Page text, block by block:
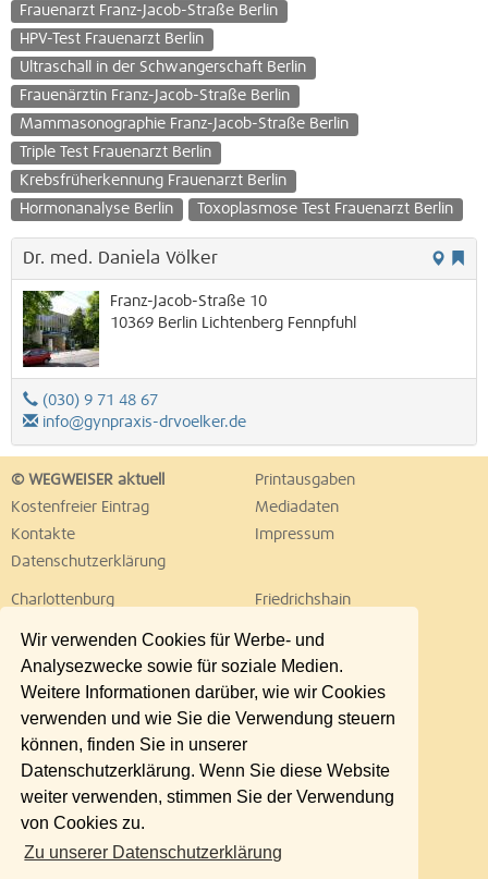
Wir verwenden Cookies für Werbe- und
Analysezwecke sowie für soziale Medien.
Weitere Informationen darüber, wie wir Cookies
verwenden und wie Sie die Verwendung steuern
können, finden Sie in unserer
Datenschutzerklärung. Wenn Sie diese Website
weiter verwenden, stimmen Sie der Verwendung
von Cookies zu.
Zu unserer Datenschutzerklärung
Frauenarzt Franz-Jacob-Straße Berlin
HPV-Test Frauenarzt Berlin
Ultraschall in der Schwangerschaft Berlin
Frauenärztin Franz-Jacob-Straße Berlin
Mammasonographie Franz-Jacob-Straße Berlin
Triple Test Frauenarzt Berlin
Krebsfrüherkennung Frauenarzt Berlin
Hormonanalyse Berlin
Toxoplasmose Test Frauenarzt Berlin
Dr. med. Daniela Völker
Franz-Jacob-Straße 10
10369 Berlin Lichtenberg Fennpfuhl
(030) 9 71 48 67
info@gynpraxis-drvoelker.de
© WEGWEISER aktuell
Printausgaben
Kostenfreier Eintrag
Mediadaten
Kontakte
Impressum
Datenschutzerklärung
Charlottenburg
Friedrichshain
Lichtenberg
Marzahn
Neukölln
Pankow
Reinickendorf
Schöneberg
Spandau
Steglitz
Tempelhof
Treptow
Umland Ost